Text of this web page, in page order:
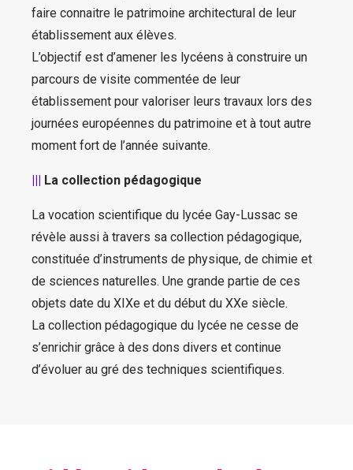
faire connaitre le patrimoine architectural de leur
établissement aux élèves.
L’objectif est d’amener les lycéens à construire un
parcours de visite commentée de leur
établissement pour valoriser leurs travaux lors des
journées européennes du patrimoine et à tout autre
moment fort de l’année suivante.
||| La collection pédagogique
La vocation scientifique du lycée Gay-Lussac se
révèle aussi à travers sa collection pédagogique,
constituée d’instruments de physique, de chimie et
de sciences naturelles. Une grande partie de ces
objets date du XIXe et du début du XXe siècle.
La collection pédagogique du lycée ne cesse de
s’enrichir grâce à des dons divers et continue
d’évoluer au gré des techniques scientifiques.